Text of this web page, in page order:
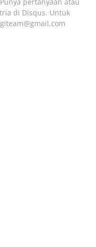
pertanyaan atau
di Disqus. Untuk